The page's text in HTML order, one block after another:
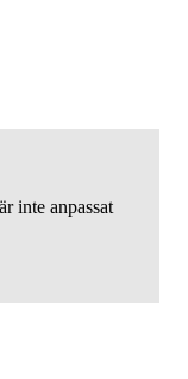
inte anpassat